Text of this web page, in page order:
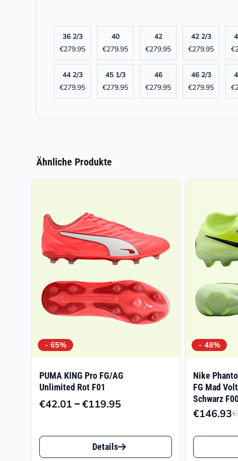
36 2/3
€279.95
40
€279.95
42
€279.95
42 2/3
€279.95
€
44 2/3
€279.95
45 1/3
€279.95
46
€279.95
46 2/3
€279.95
€
Ähnliche Produkte
- 65%
PUMA KING Pro FG/AG
Unlimited Rot F01
€42.01 –€119.95Preisspanne:
bis
€119.95
Dieses
Produkt
Details
- 48%
Nike
FG Mad
Schwarz
€
€146.93
Dieses
Produkt